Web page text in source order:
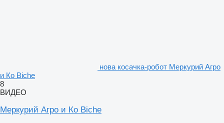
нова косачка-робот Меркурий Агро
и Ко Biche
8
ВИДЕО
Меркурий Агро и Ко Biche